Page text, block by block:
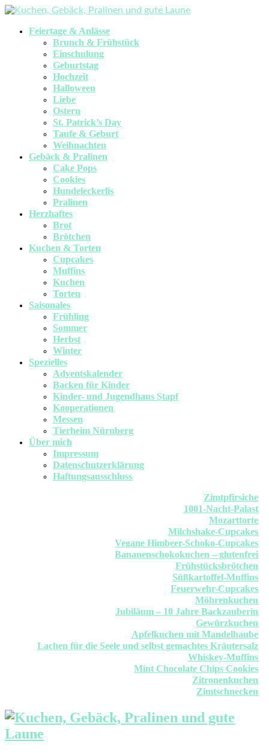
Feiertage & Anlässe
Brunch & Frühstück
Einschulung
Geburtstag
Hochzeit
Halloween
Liebe
Ostern
St. Patrick’s Day
Taufe & Geburt
Weihnachten
Gebäck & Pralinen
Cake Pops
Cookies
Hundeleckerlis
Pralinen
Herzhaftes
Brot
Brötchen
Kuchen & Torten
Cupcakes
Muffins
Kuchen
Torten
Saisonales
Frühling
Sommer
Herbst
Winter
Spezielles
Adventskalender
Backen für Kinder
Kinder- und Jugendhaus Stapf
Kooperationen
Messen
Tierheim Nürnberg
Über mich
Impressum
Datenschutzerklärung
Haftungsausschluss
Zimtpfirsiche
1001-Nacht-Palast
Mozarttorte
Milchshake-Cupcakes
Vegane Himbeer-Schoko-Cupcakes
Bananenschokokuchen – glutenfrei
Frühstücksbrötchen
Süßkartoffel-Muffins
Feuerwehr-Cupcakes
Möhrenkuchen
Jubiläum – 10 Jahre Backzauberin
Gewürzkuchen
Apfelkuchen mit Mandelhaube
Lachen für die Seele und selbst gemachtes Kräutersalz
Whiskey-Muffins
Mint Chocolate Chips Cookies
Zitronenkuchen
Zimtschnecken